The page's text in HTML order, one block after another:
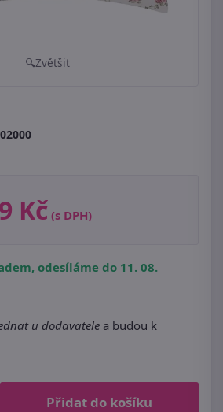
Zvětšit
Kč (s DPH)
odesíláme do 11. 08.
u dodavatele a budou k
Přidat do košíku